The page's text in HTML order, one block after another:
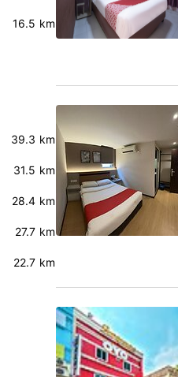
16.5 km
39.3 km
31.5 km
28.4 km
27.7 km
22.7 km